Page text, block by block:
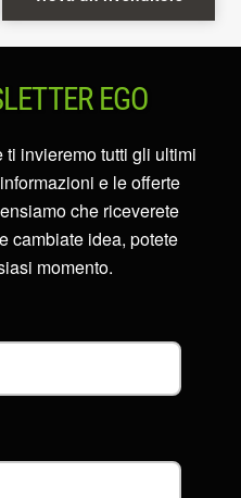
EGO
invieremo tutti gli ultimi
e le offerte
che riceverete
cambiate idea, potete
momento.